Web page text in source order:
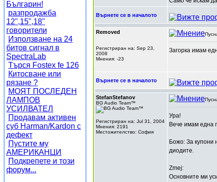
Българин!
разпродажба
12",15",18"
говорители
Използване на 24
битов сигнал в
SpectraLab
Търся Fostex fe 126
Китосване или
рязане ?
МОЯТ ПОСЛЕДЕН
ЛАМПОВ
УСИЛВАТЕЛ
Продавам активен
суб Harman/Kardon с
дефект
Пустите му
АМЕРИКАНЦИ
Подкрепете и този
форум...
Върнете се в началото
Removed
Регистриран на: Sep 23,
2008
Мнения: -23
Загорка имам
Върнете се в началото
StefanStefanov
BG Audio Team™
Регистриран на: Jul 31, 2004
Мнения: 2191
Местожителство: София
Ура!
Вече имам една
Божо: За купони
диодите.
Zmej:
Основните ми